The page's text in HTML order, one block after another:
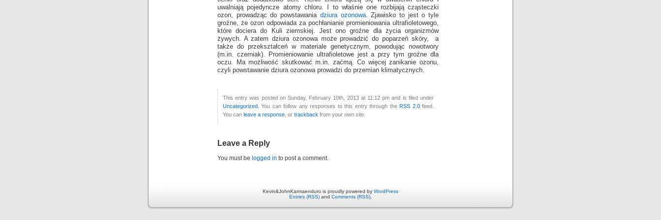
uwalniają pojedyncze atomy chloru. I to właśnie one rozbijają cząsteczki
ozon, prowadząc do powstawania dziura ozonowa. Zjawisko to jest o tyle
groźne, że ozon odpowiada za pochłanianie promieniowania ultrafioletowego,
które dociera do Kuli ziemskiej. Jest ono groźne dla życia organizmów
żywych. A zatem dziura ozonowa może prowadzić do poparzeń skóry, a
także do przekształceń w materiale genetycznym, powodując nowotwory
(m.in. czerniak). Promieniowanie ultrafioletowe jest a przy tym groźne dla
oczu. Ma możliwość skutkować m.in. zaćmą. Co więcej zanikanie ozonu,
czyli powstawanie dziura ozonowa prowadzi do przemian klimatycznych.
This entry was posted on Sunday, February 10th, 2013 at 11:12 pm and is filed under
Uncategorized . You can follow any responses to this entry through theRSS 2.0feed.
You can leave a response , or trackback from your own site.
Leave a Reply
You must be logged in to post a comment.
Kevin&JohnKarmaenduro is proudly powered by WordPress
Entries (RSS) and Comments (RSS)